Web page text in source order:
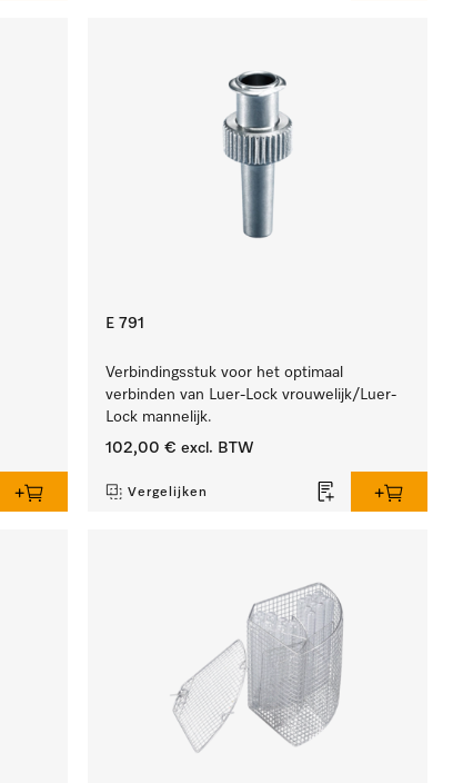
E 791
Verbindingsstuk voor het optimaal
verbinden van Luer-Lock vrouwelijk/Luer-
Lock mannelijk.
102,00 € excl. BTW
Vergelijken